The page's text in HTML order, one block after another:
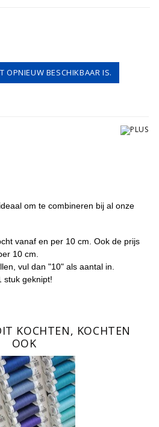
OPNIEUW BESCHIKBAAR IS.
om te combineren bij al onze
vanaf en per 10 cm. Ook de prijs
10 cm.
vul dan "10" als aantal in.
stuk geknipt!
KOCHTEN, KOCHTEN
OOK